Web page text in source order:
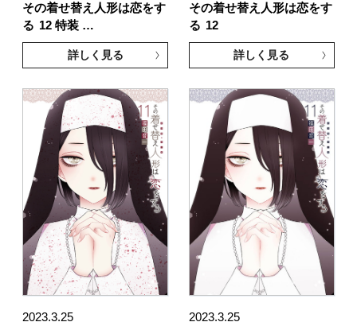
その着せ替え人形は恋をす
る 12 特装 …
詳しく見る
その着せ替え人形は恋をす
る 12
詳しく見る
2023.3.25
2023.3.25